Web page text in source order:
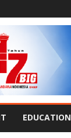
EDUCATION